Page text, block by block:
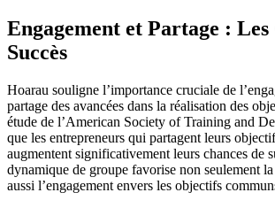
Engagement et Partage : Les
Succès
Hoarau souligne l’importance cruciale de
partage des avancées dans la réalisation des
étude de l’American Society of Training and
que les entrepreneurs qui partagent leurs
augmentent significativement leurs chances de
dynamique de groupe favorise non seulement
aussi l’engagement envers les objectifs